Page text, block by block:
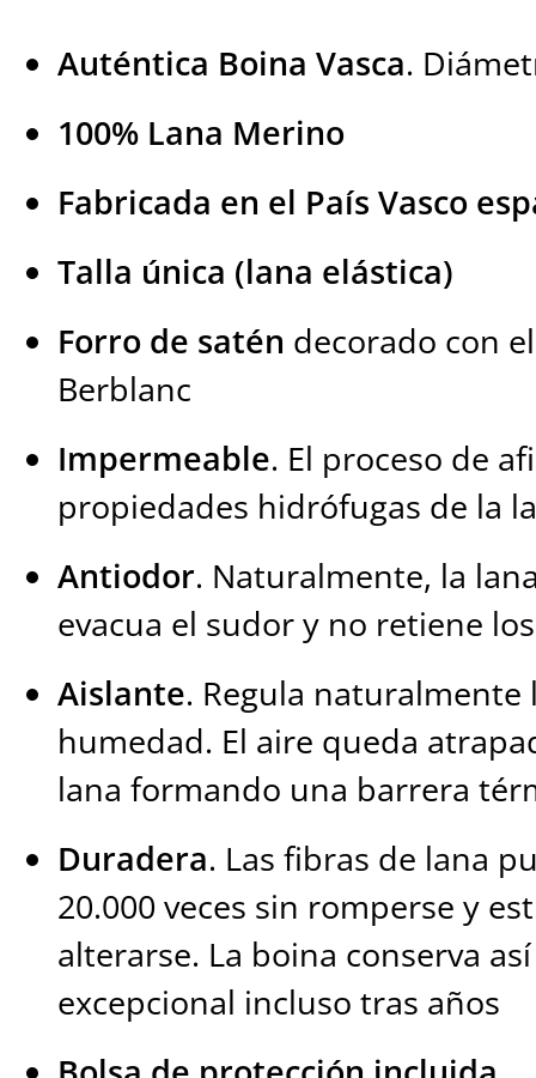
Auténtica Boina Vasca.
100% Lana Merino
Fabricada en el País Vasco
Talla única (lana elástica)
Forro de satén decorado con
Berblanc
Impermeable. El proceso de
propiedades hidrófugas de la
Antiodor. Naturalmente, la
evacua el sudor y no retiene
Aislante. Regula
humedad. El aire queda
lana formando una barrera
Duradera. Las fibras de lana
20.000 veces sin romperse y
alterarse. La boina conserva
excepcional incluso tras años